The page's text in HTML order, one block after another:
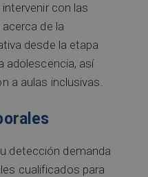
con las
de la
desde la etapa
adolescencia, así
a aulas inclusivas.
detección demanda
cualificados para